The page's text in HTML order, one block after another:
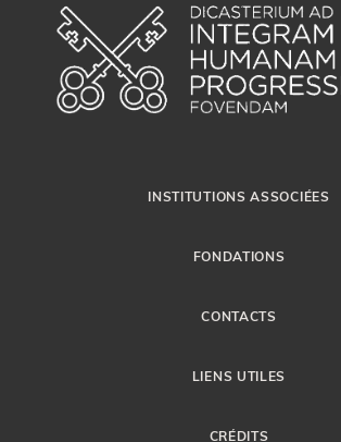
INSTITUTIONS ASSOCIÉES
FONDATIONS
CONTACTS
LIENS UTILES
CRÉDITS